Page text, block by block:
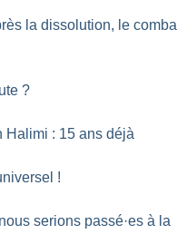
la dissolution, le
?
Halimi : 15 ans déjà
!
serions passé·es à la